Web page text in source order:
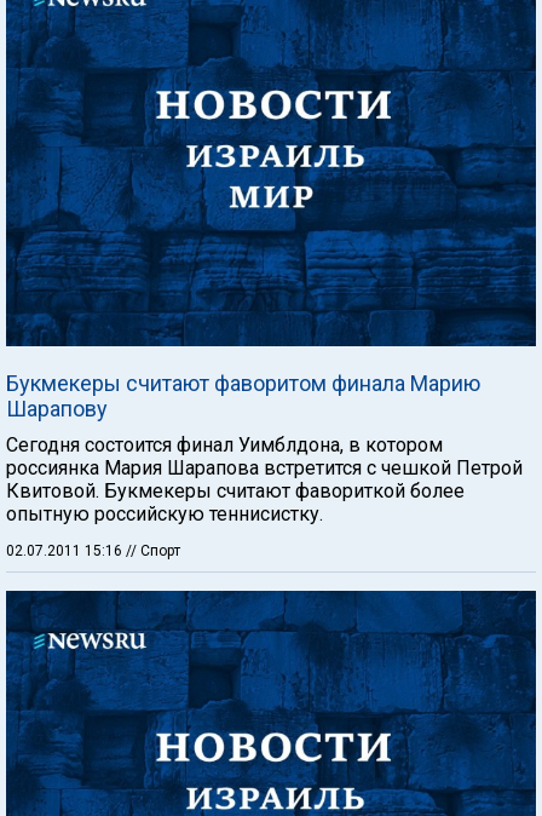
Букмекеры считают фаворитом финала Марию
Шарапову
Сегодня состоится финал Уимблдона, в котором
россиянка Мария Шарапова встретится с чешкой Петрой
Квитовой. Букмекеры считают фавориткой более
опытную российскую теннисистку.
02.07.2011 15:16 // Спорт